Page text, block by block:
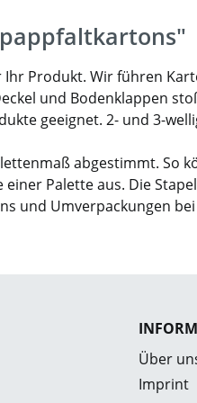
Produkt. Wir führen
und Bodenklappen
geeignet. 2- und 3-
abgestimmt. So
Palette aus. Die
und Umverpackungen
Über
Imprint